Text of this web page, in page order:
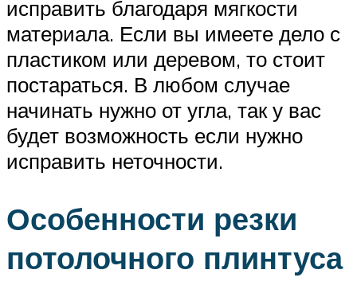
исправить благодаря мягкости
материала. Если вы имеете дело с
пластиком или деревом, то стоит
постараться. В любом случае
начинать нужно от угла, так у вас
будет возможность если нужно
исправить неточности.
Особенности резки
потолочного плинтуса